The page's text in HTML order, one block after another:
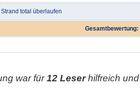
Strand total überlaufen
Gesamtbewertung:
war für12 Leserhilfreich